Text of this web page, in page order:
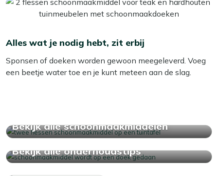
Alles wat je nodig hebt, zit erbij
Sponsen of doeken worden gewoon meegeleverd. Voeg
een beetje water toe en je kunt meteen aan de slag.
Bekijk alle schoonmaakmiddelen
Bekijk alle onderhoudstips